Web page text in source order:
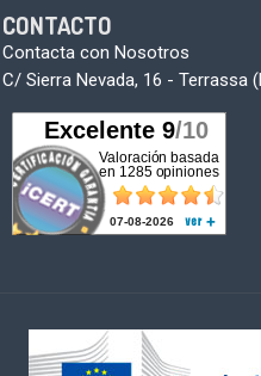
CONTACTO
Contacta con Nosotros
C/ Sierra Nevada, 16 - Terrassa